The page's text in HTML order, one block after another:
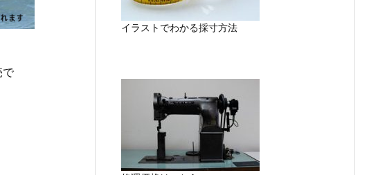
で
イラストでわかる採寸方法